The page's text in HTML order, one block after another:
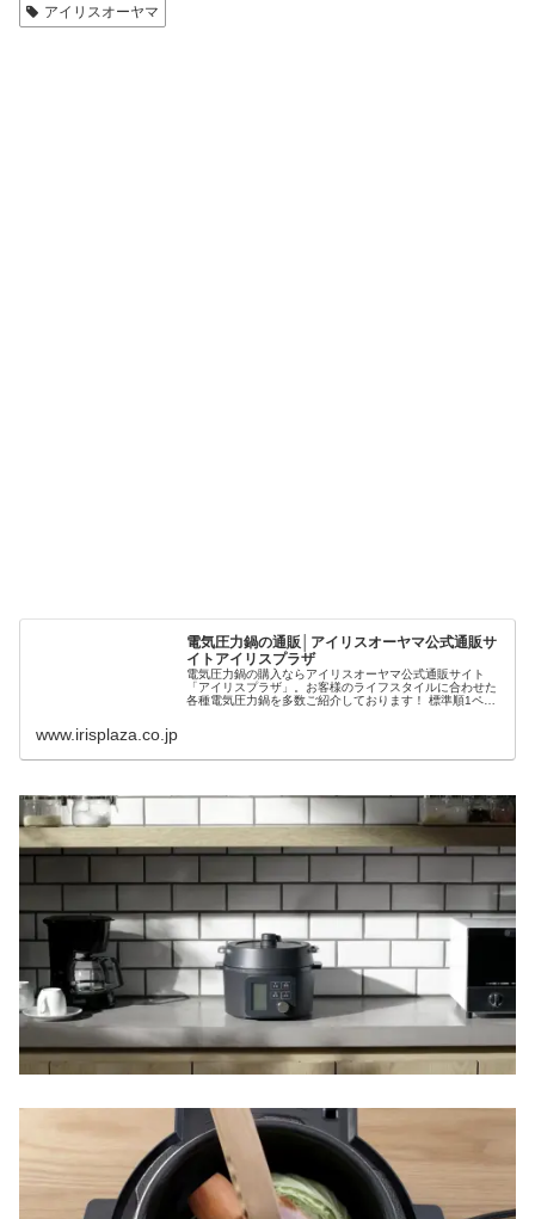
アイリスオーヤマ
電気圧力鍋の通販│アイリスオーヤマ公式通販サ
イトアイリスプラザ
電気圧力鍋の購入ならアイリスオーヤマ公式通販サイト
「アイリスプラザ」。お客様のライフスタイルに合わせた
各種電気圧力鍋を多数ご紹介しております！ 標準順1ペー
www.irisplaza.co.jp